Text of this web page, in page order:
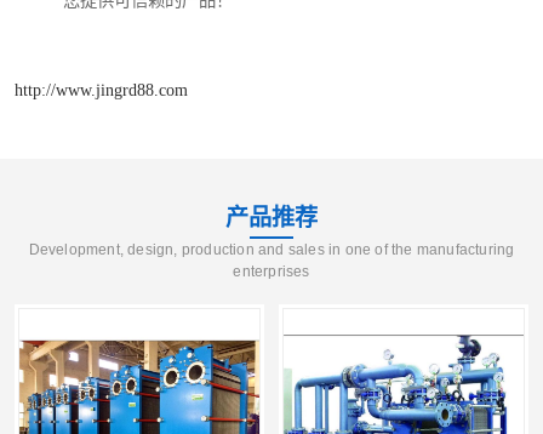
http://www.jingrd88.com
产品推荐
Development, design, production and sales in one of the manufacturing
enterprises